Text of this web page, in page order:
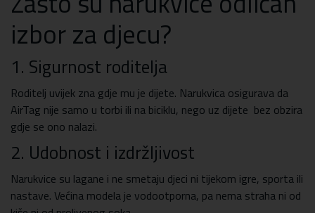
izbor za djecu?
1. Sigurnost roditelja
Roditelj uvijek zna gdje mu je dijete. Narukvica osigurava da
AirTag nije samo u torbi ili na biciklu, nego uz dijete bez obzira
gdje se ono nalazi.
2. Udobnost i izdržljivost
Narukvice su lagane i ne smetaju djeci ni tijekom igre, sporta ili
nastave. Većina modela je vodootporna, pa nema straha ni od